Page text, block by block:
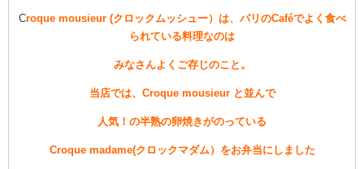
タグラ
ンティ
Croque mousieur (クロックムッシュー）は、パリのCaféでよく食べ
られている料理なのは
みなさんよくご存じのこと。
当店では、Croque mousieur と並んで
人気！の半熟の卵焼きがのっている
Croque madame(クロックマダム）をお弁当にしました